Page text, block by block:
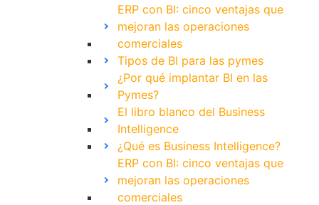
ERP con BI: cinco ventajas que
mejoran las operaciones
comerciales
Tipos de BI para las pymes
¿Por qué implantar BI en las
Pymes?
El libro blanco del Business
Intelligence
¿Qué es Business Intelligence?
ERP con BI: cinco ventajas que
mejoran las operaciones
comerciales